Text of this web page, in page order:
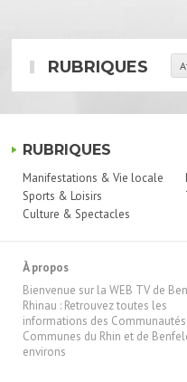
RUBRIQUES
RUBRIQUES
Manifestations & Vie locale
Sports & Loisirs
Culture & Spectacles
À propos
Bienvenue sur la WEB TV de
Rhinau : Retrouvez toutes les
informations des
Communes du Rhin et de
environs